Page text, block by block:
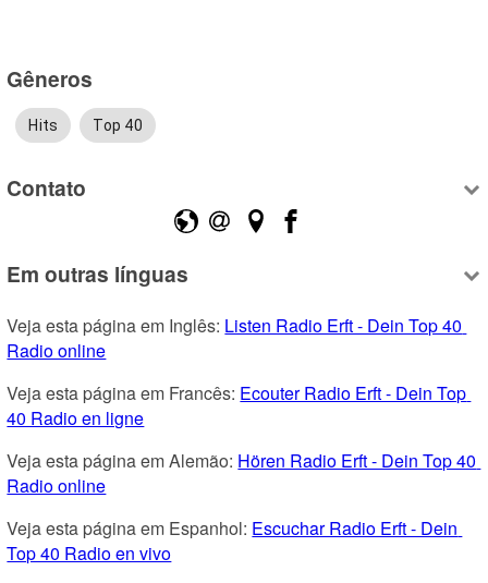
Gêneros
Hits Top 40
Contato
Em outras línguas
Veja esta página em Inglês: Listen Radio Erft - Dein Top 40
Radio online
Veja esta página em Francês: Ecouter Radio Erft - Dein Top
40 Radio en ligne
Veja esta página em Alemão: Hören Radio Erft - Dein Top 40
Radio online
Veja esta página em Espanhol: Escuchar Radio Erft - Dein
Top 40 Radio en vivo